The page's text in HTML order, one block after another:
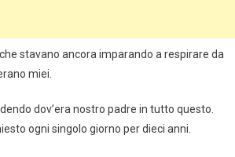
stavano ancora imparando a respirare da
miei.
dov’era nostro padre in tutto questo.
ogni singolo giorno per dieci anni.